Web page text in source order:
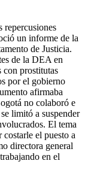
repercusiones
un informe de la
de Justicia.
de la DEA en
con prostitutas
por el gobierno
afirmaba
no colaboró e
limitó a suspender
El tema
el puesto a
directora general
en el